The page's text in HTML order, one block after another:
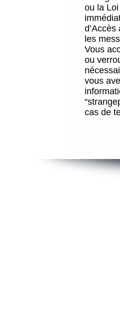
ou la
les
Vous
ou
vous
cas de